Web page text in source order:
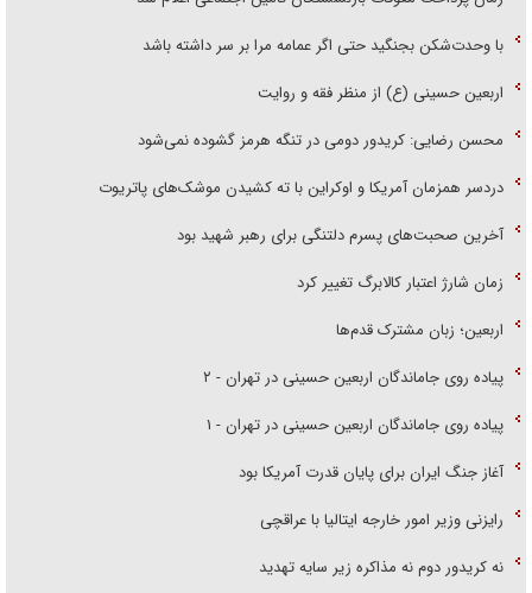
با وحدت‌شکن بجنگید حتی اگر عمامه مرا بر سر داشته باشد
اربعین حسینی (ع) از منظر فقه و روایت
محسن رضایی: کریدور دومی در تنگه هرمز گشوده نمی‌شود
دردسر همزمان آمریکا و اوکراین با ته کشیدن موشک‌های پاتریوت
آخرین صحبت‌های پسرم دلتنگی برای رهبر شهید بود
زمان شارژ اعتبار کالابرگ تغییر کرد
اربعین؛ زبان مشترک قدم‌ها
پیاده روی جاماندگان اربعین حسینی در تهران - ۲
پیاده روی جاماندگان اربعین حسینی در تهران - ۱
آغاز جنگ ایران برای پایان قدرت آمریکا بود
رایزنی وزیر امور خارجه ایتالیا با عراقچی
نه کریدور دوم نه مذاکره زیر سایه تهدید